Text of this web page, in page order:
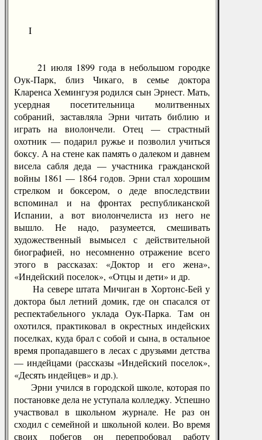
I
21 июля 1899 года в небольшом городке
Оук-Парк, близ Чикаго, в семье доктора
Кларенса Хемингуэя родился сын Эрнест. Мать,
усердная посетительница молитвенных
собраний, заставляла Эрни читать библию и
играть на виолончели. Отец — страстный
охотник — подарил ружье и позволил учиться
боксу. А на стене как память о далеком и давнем
висела сабля деда — участника гражданской
войны 1861 — 1864 годов. Эрни стал хорошим
стрелком и боксером, о деде впоследствии
вспоминал и на фронтах республиканской
Испании, а вот виолончелиста из него не
вышло. Не надо, разумеется, смешивать
художественный вымысел с действительной
биографией, но несомненно отражение всего
этого в рассказах: «Доктор и его жена»,
«Индейский поселок», «Отцы и дети» и др.
На севере штата Мичиган в Хортонс-Бей у
доктора был летний домик, где он спасался от
респектабельного уклада Оук-Парка. Там он
охотился, практиковал в окрестных индейских
поселках, куда брал с собой и сына, в остальное
время пропадавшего в лесах с друзьями детства
— индейцами (рассказы «Индейский поселок»,
«Десять индейцев» и др.).
Эрни учился в городской школе, которая по
постановке дела не уступала колледжу. Успешно
участвовал в школьном журнале. Не раз он
сходил с семейной и школьной колеи. Во время
своих побегов он перепробовал работу